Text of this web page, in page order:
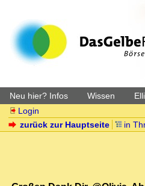
Neu hier? Infos Wissen
Login
zurück zur Hauptseite
in